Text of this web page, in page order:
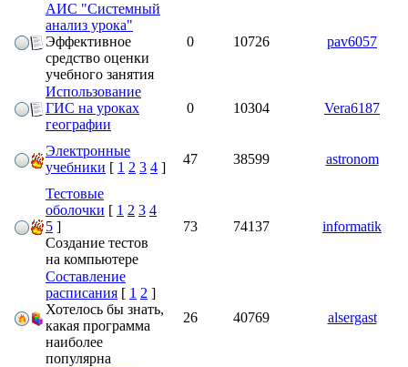
АИС "Системный
анализ урока"
Эффективное
средство оценки
учебного занятия
0 10726 pav6057
Использование
ГИС на уроках
географии
0 10304 Vera6187
Электронные
учебники [ 1 2 3 4 ]
47 38599 astronom
Тестовые
оболочки [ 1 2 3 4
5 ]
Создание тестов
на компьютере
73 74137 informatik
Составление
расписания [ 1 2 ]
Хотелось бы знать,
какая программа
наиболее
популярна
26 40769 alsergast